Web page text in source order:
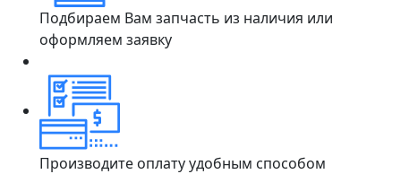
Подбираем Вам запчасть из наличия или
оформляем заявку
Производите оплату удобным способом